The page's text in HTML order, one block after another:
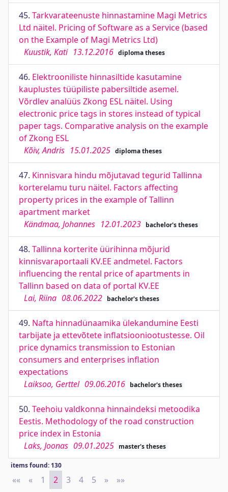
45. Tarkvarateenuste hinnastamine Magi Metrics
Ltd näitel. Pricing of Software as a Service (based
on the Example of Magi Metrics Ltd)
Kuustik, Kati 13.12.2016 diploma theses
46. Elektrooniliste hinnasiltide kasutamine
kauplustes tüüpiliste pabersiltide asemel.
Võrdlev analüüs Zkong ESL näitel. Using
electronic price tags in stores instead of typical
paper tags. Comparative analysis on the example
of Zkong ESL
Kõiv, Andris 15.01.2025 diploma theses
47. Kinnisvara hindu mõjutavad tegurid Tallinna
korterelamu turu näitel. Factors affecting
property prices in the example of Tallinn
apartment market
Kändmaa, Johannes 12.01.2023 bachelor's theses
48. Tallinna korterite üürihinna mõjurid
kinnisvaraportaali KV.EE andmetel. Factors
influencing the rental price of apartments in
Tallinn based on data of portal KV.EE
Lai, Riina 08.06.2022 bachelor's theses
49. Nafta hinnadünaamika ülekandumine Eesti
tarbijate ja ettevõtete inflatsiooniootustesse. Oil
price dynamics transmission to Estonian
consumers and enterprises inflation
expectations
Laiksoo, Gerttel 09.06.2016 bachelor's theses
50. Teehoiu valdkonna hinnaindeksi metoodika
Eestis. Methodology of the road construction
price index in Estonia
Laks, Joonas 09.01.2025 master's theses
items found: 130
«« First
« Previous
1 2 3 4 5 » Next
»»